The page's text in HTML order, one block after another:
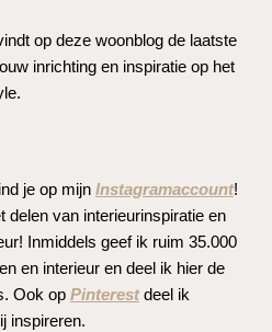
op deze woonblog de laatste
inrichting en inspiratie op het
je op mijn Instagramaccount!
delen van interieurinspiratie en
Inmiddels geef ik ruim 35.000
en interieur en deel ik hier de
Ook op Pinterestdeel ik
inspireren.